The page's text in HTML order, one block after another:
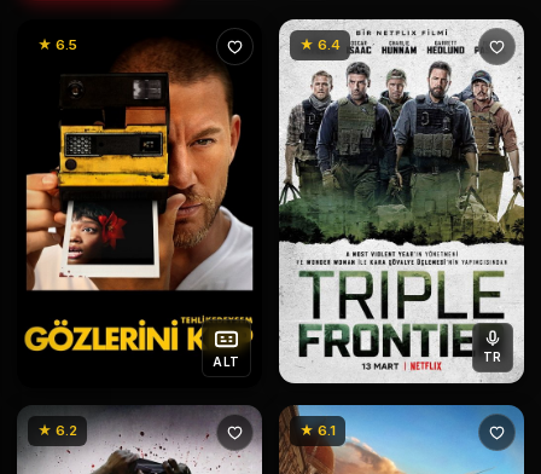
★ 6.5
ALT
★ 6.4
TR
★ 6.2 ★ 6.1